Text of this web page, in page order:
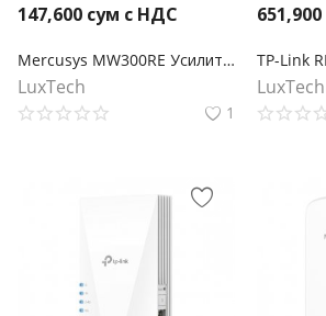
147,600 сум с НДС
Mercusys MW300RE Усилитель сигнала Wi‑Fi N300
LuxTech
1
651,900
LuxTech